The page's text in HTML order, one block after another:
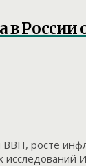
в
росте